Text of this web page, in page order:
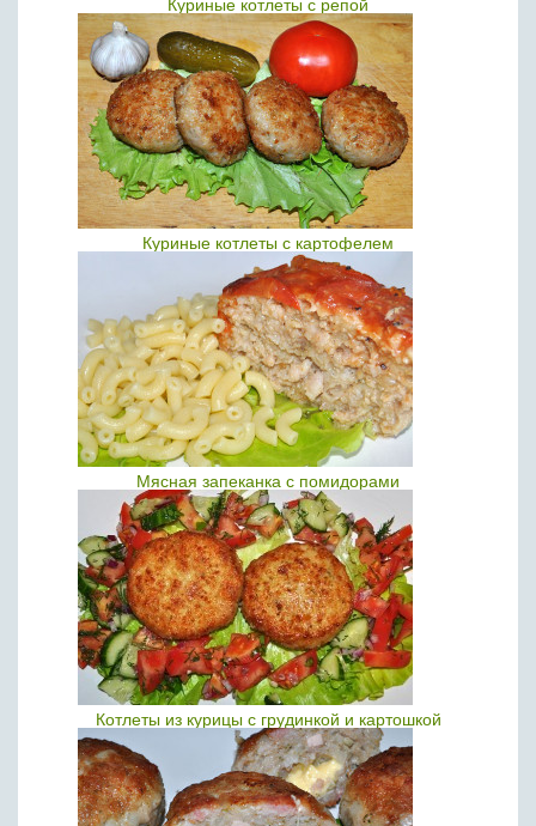
Куриные котлеты с репой
Куриные котлеты с картофелем
Мясная запеканка с помидорами
Котлеты из курицы с грудинкой и картошкой